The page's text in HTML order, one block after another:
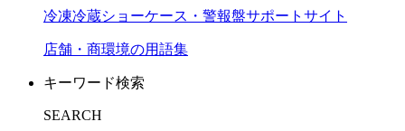
冷凍冷蔵ショーケース・警報盤サポートサイト
店舗・商環境の用語集
キーワード検索
SEARCH